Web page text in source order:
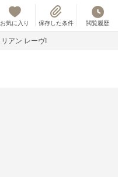
お気に入り 保存した条件 閲覧履歴
リアン レーヴI